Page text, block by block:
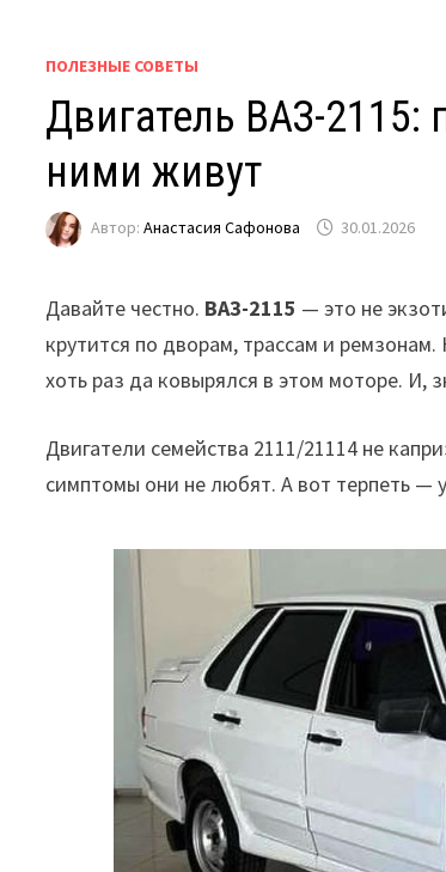
ПОЛЕЗНЫЕ СОВЕТЫ
Двигатель ВАЗ-2115:
ними живут
Автор:Анастасия Сафонова 30.01.2026
Давайте честно. ВАЗ-2115 — это не
крутится по дворам, трассам и
хоть раз да ковырялся в этом моторе. И,
Двигатели семейства 2111/21114 не
симптомы они не любят. А вот терпеть —